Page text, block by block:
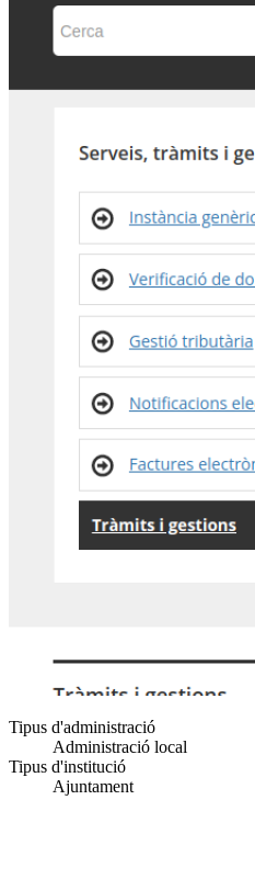
Tipus d'administració
Administració local
Tipus d'institució
Ajuntament